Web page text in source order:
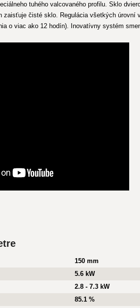
tuhého valcovaného profilu. Sklo
zaisťuje čisté sklo. Regulácia všetkých
o viac ako 12 hodín). Inovatívny systém
150 mm
5.6 kW
2.8 - 7.3 kW
85.1 %